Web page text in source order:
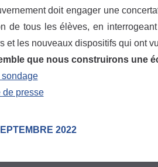
doit engager une
de tous les élèves, en
et les nouveaux dispositifs qui ont
que nous construirons une
sondage
de presse
2022